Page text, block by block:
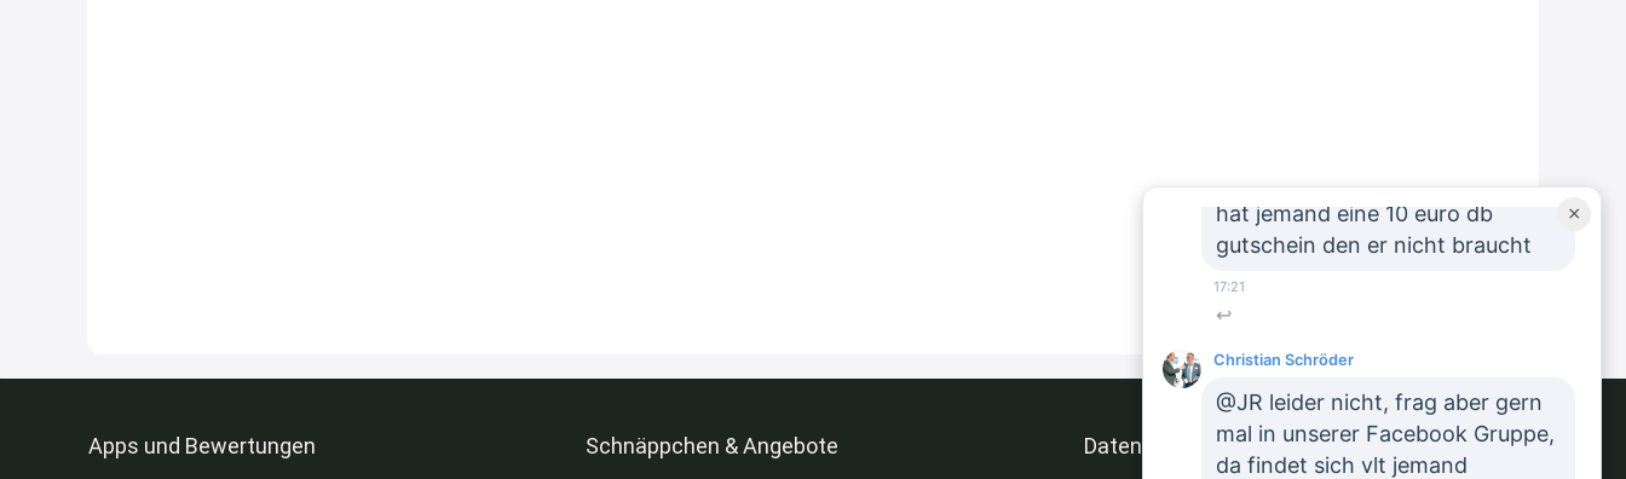
Apps und Bewertungen Schnäppchen & Angebote Datenschutz & Service
×
hat jemand eine 10 euro db
gutschein den er nicht braucht
17:21
↩
Christian Schröder
@JR leider nicht, frag aber gern
mal in unserer Facebook Gruppe,
da findet sich vlt jemand